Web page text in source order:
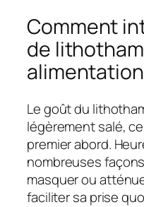
Comment
de
Le goût du
légèrement salé,
premier abord.
nombreuses
masquer ou
faciliter sa prise